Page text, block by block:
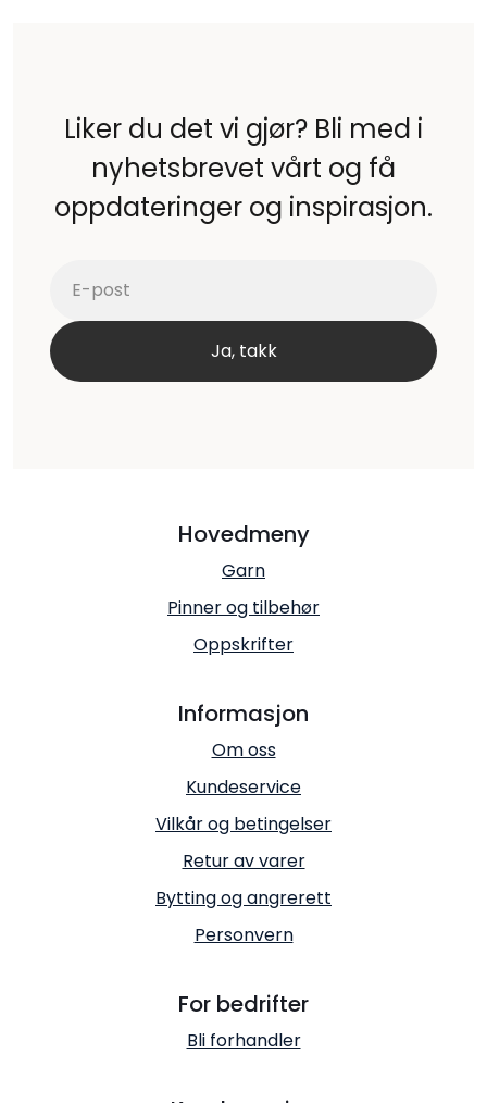
Liker du det vi gjør? Bli med i
nyhetsbrevet vårt og få
oppdateringer og inspirasjon.
Hovedmeny
Garn
Pinner og tilbehør
Oppskrifter
Informasjon
Om oss
Kundeservice
Vilkår og betingelser
Retur av varer
Bytting og angrerett
Personvern
For bedrifter
Bli forhandler